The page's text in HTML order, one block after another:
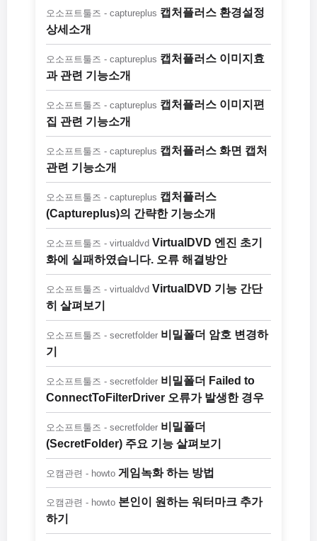
오소프트툴즈 - captureplus 캡처플러스 환경설정
상세소개
오소프트툴즈 - captureplus 캡처플러스 이미지효
과 관련 기능소개
오소프트툴즈 - captureplus 캡처플러스 이미지편
집 관련 기능소개
오소프트툴즈 - captureplus 캡처플러스 화면 캡처
관련 기능소개
오소프트툴즈 - captureplus 캡처플러스
(Captureplus)의 간략한 기능소개
오소프트툴즈 - virtualdvd VirtualDVD 엔진 초기
화에 실패하였습니다. 오류 해결방안
오소프트툴즈 - virtualdvd VirtualDVD 기능 간단
히 살펴보기
오소프트툴즈 - secretfolder 비밀폴더 암호 변경하
기
오소프트툴즈 - secretfolder 비밀폴더 Failed to
ConnectToFilterDriver 오류가 발생한 경우
오소프트툴즈 - secretfolder 비밀폴더
(SecretFolder) 주요 기능 살펴보기
오캠관련 - howto 게임녹화 하는 방법
오캠관련 - howto 본인이 원하는 워터마크 추가
하기